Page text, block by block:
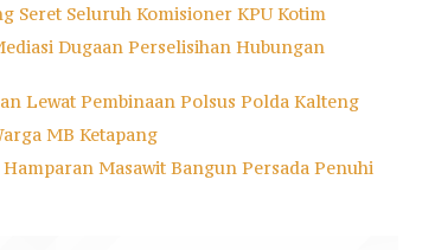
Seret Seluruh Komisioner KPU Kotim
Dugaan Perselisihan Hubungan
Lewat Pembinaan Polsus Polda Kalteng
MB Ketapang
Masawit Bangun Persada Penuhi